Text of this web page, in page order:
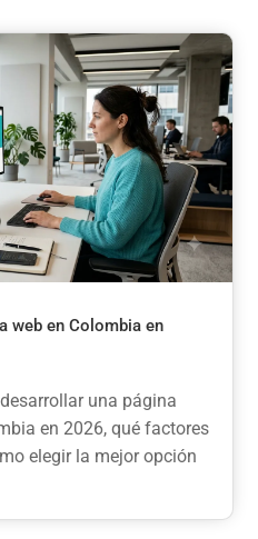
web en Colombia en
una página
en 2026, qué factores
elegir la mejor opción